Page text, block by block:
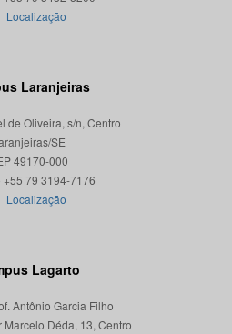
Localização
Laranjeiras
de Oliveira, s/n, Centro
SE
49170-000
Localização
Lagarto
Antônio Garcia Filho
Marcelo Déda, 13, Centro